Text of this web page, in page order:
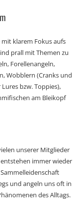
mit klarem Fokus aufs
prall mit Themen zu
Forellenangeln,
Wobblern (Cranks und
bzw. Toppies),
am Bleikopf
unserer Mitglieder
immer wieder
und angeln uns oft in
des Alltags.